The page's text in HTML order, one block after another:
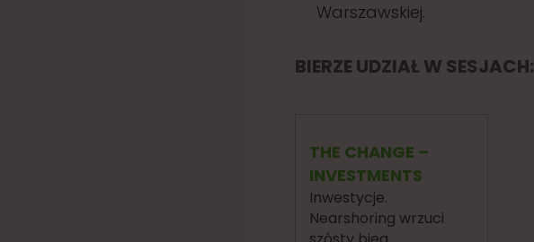
Warszawskiej.
BIERZE UDZIAŁ W SESJACH:
THE CHANGE –
INVESTMENTS
Inwestycje.
Nearshoring wrzuci